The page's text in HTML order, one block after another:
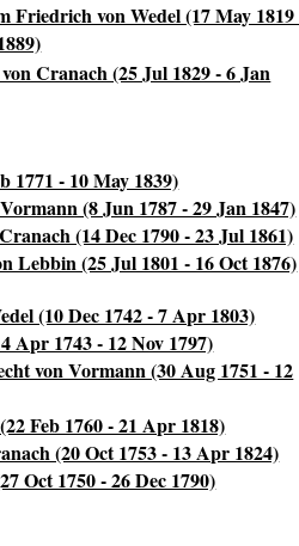
Friedrich von Wedel (17 May 1819
Cranach (25 Jul 1829 - 6 Jan
1771 - 10 May 1839)
(8 Jun 1787 - 29 Jan 1847)
(14 Dec 1790 - 23 Jul 1861)
Lebbin (25 Jul 1801 - 16 Oct 1876)
(10 Dec 1742 - 7 Apr 1803)
Apr 1743 - 12 Nov 1797)
von Vormann (30 Aug 1751 - 12
Feb 1760 - 21 Apr 1818)
(20 Oct 1753 - 13 Apr 1824)
Oct 1750 - 26 Dec 1790)